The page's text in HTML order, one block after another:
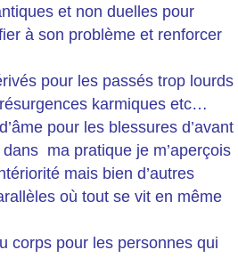
et non duelles pour
à son problème et renforcer
pour les passés trop lourds
karmiques etc…
pour les blessures d’avant
ma pratique je m’aperçois
mais bien d’autres
où tout se vit en même
corps pour les personnes qui